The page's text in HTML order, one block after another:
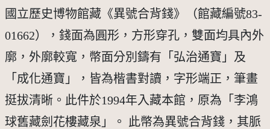
國立歷史博物館藏《異號合背錢》（館藏編號83-
01662），錢面為圓形，方形穿孔，雙面均具內外
廓，外廓較寬，幣面分別鑄有「弘治通寶」及
「成化通寶」，皆為楷書對讀，字形端正，筆畫
挺拔清晰。此件於1994年入藏本館，原為「李鴻
球舊藏劍花樓藏泉」。 此幣為異號合背錢，其脈